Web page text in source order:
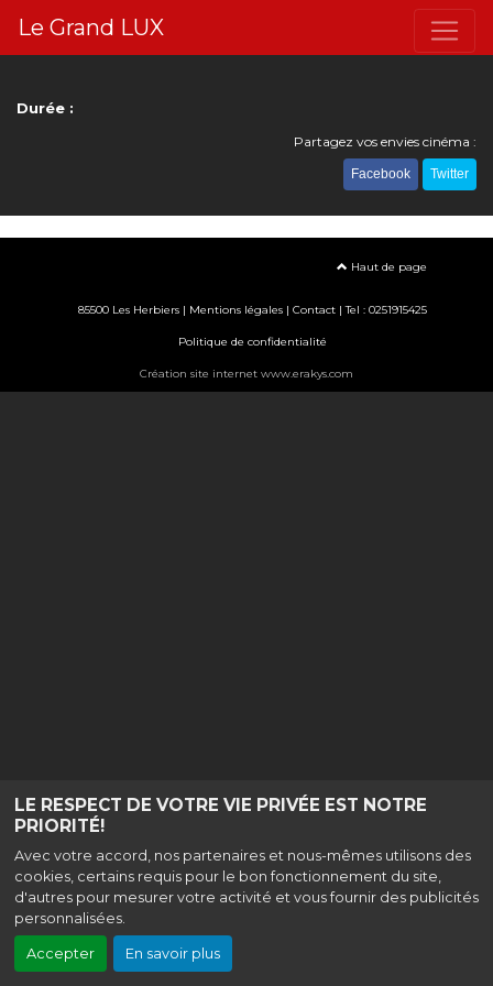
LE RESPECT DE VOTRE VIE PRIVÉE EST NOTRE
PRIORITÉ!
Avec votre accord, nos partenaires et nous-mêmes utilisons des
cookies, certains requis pour le bon fonctionnement du site,
d'autres pour mesurer votre activité et vous fournir des publicités
personnalisées.
Accepter En savoir plus
Le Grand LUX
Durée :
Partagez vos envies cinéma :
Facebook Twitter
Haut de page
85500 Les Herbiers | Mentions légales| Contact| Tel : 0251915425
Politique de confidentialité
Création site internet www.erakys.com